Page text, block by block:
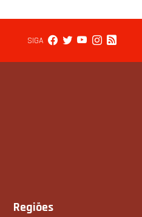
SIGA
Regiões